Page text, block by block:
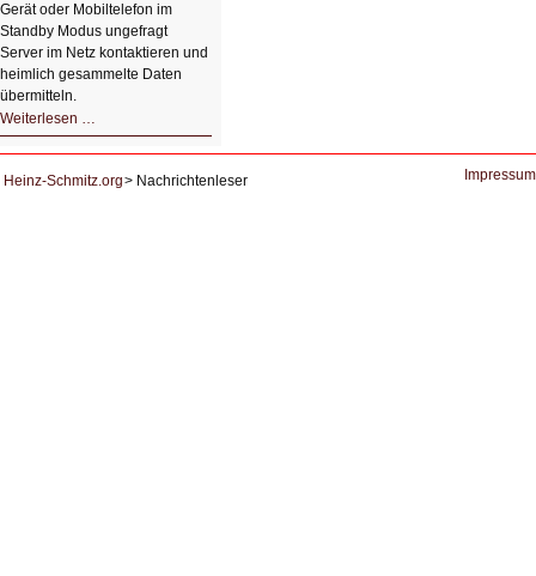
Gerät oder Mobiltelefon im
Standby Modus ungefragt
Server im Netz kontaktieren und
heimlich gesammelte Daten
übermitteln.
Weiterlesen …
DNS
Heinz-Schmitz.org
Nachrichtenleser Impressum